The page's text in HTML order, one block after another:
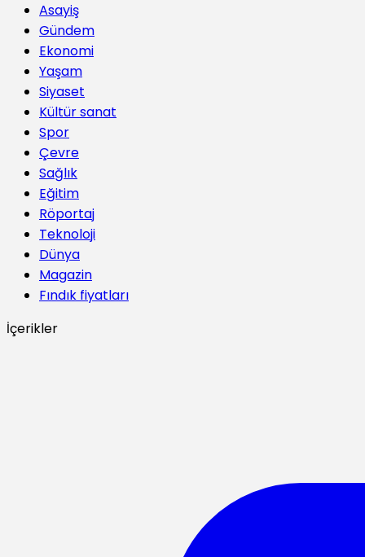
Asayiş
Gündem
Ekonomi
Yaşam
Siyaset
Kültür sanat
Spor
Çevre
Sağlık
Eğitim
Röportaj
Teknoloji
Dünya
Magazin
Fındık fiyatları
İçerikler